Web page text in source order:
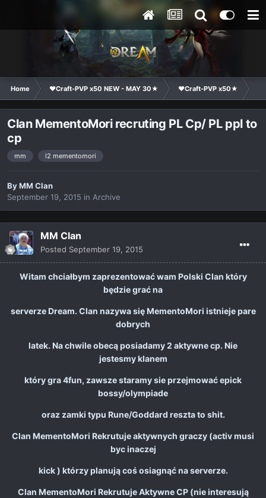
Home ❤Craft-PVP x50 NEW - MAY 30★ ❤Craft-PVP x50★
Clan MementoMori recruting PL Cp/ PL ppl to
cp
mm l2 mementomori
ByMM Clan
September 19, 2015 in Archive
MM Clan
Posted September 19, 2015
Witam chciałbym zaprezentować wam Polski Clan który
będzie grać na
serverze Dream. Clan nazywa się MementoMori istnieje pare
dobrych
latek. Na chwile obecą posiadamy 2 aktywne cp. Nie
jestesmy klanem
który gra 4fun, zawsze staramy sie przejmować epick
bossy/olympiade
oraz zamki typu Rune/Goddard reszta to shit.
Clan MementoMori Rekrutuje aktywnych graczy (activ musi
byc inaczej
kick ) którzy planują coś osiagnąć na serverze.
Clan MementoMori Rekrutuje Aktywne CP (nie interesują